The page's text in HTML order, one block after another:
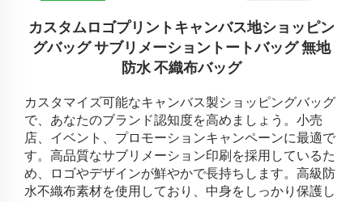
カスタムロゴプリントキャンバス地ショッピン
グバッグ サブリメーショントートバッグ 無地
防水 不織布バッグ
カスタマイズ可能なキャンバス製ショッピングバッグ
で、あなたのブランド認知度を高めましょう。小売
店、イベント、プロモーションキャンペーンに最適で
す。高品質なサブリメーション印刷を採用しているた
め、ロゴやデザインが鮮やかで長持ちします。高級防
水不織布素材を使用しており、中身をしっかり保護し